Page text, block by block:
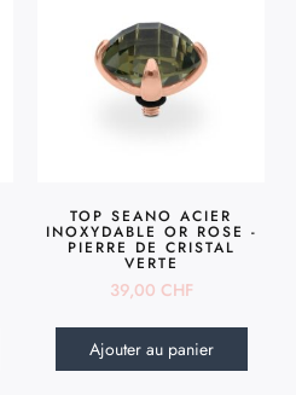
TOP SEANO ACIER
INOXYDABLE OR ROSE -
PIERRE DE CRISTAL
VERTE
39,00 CHF
Ajouter au panier